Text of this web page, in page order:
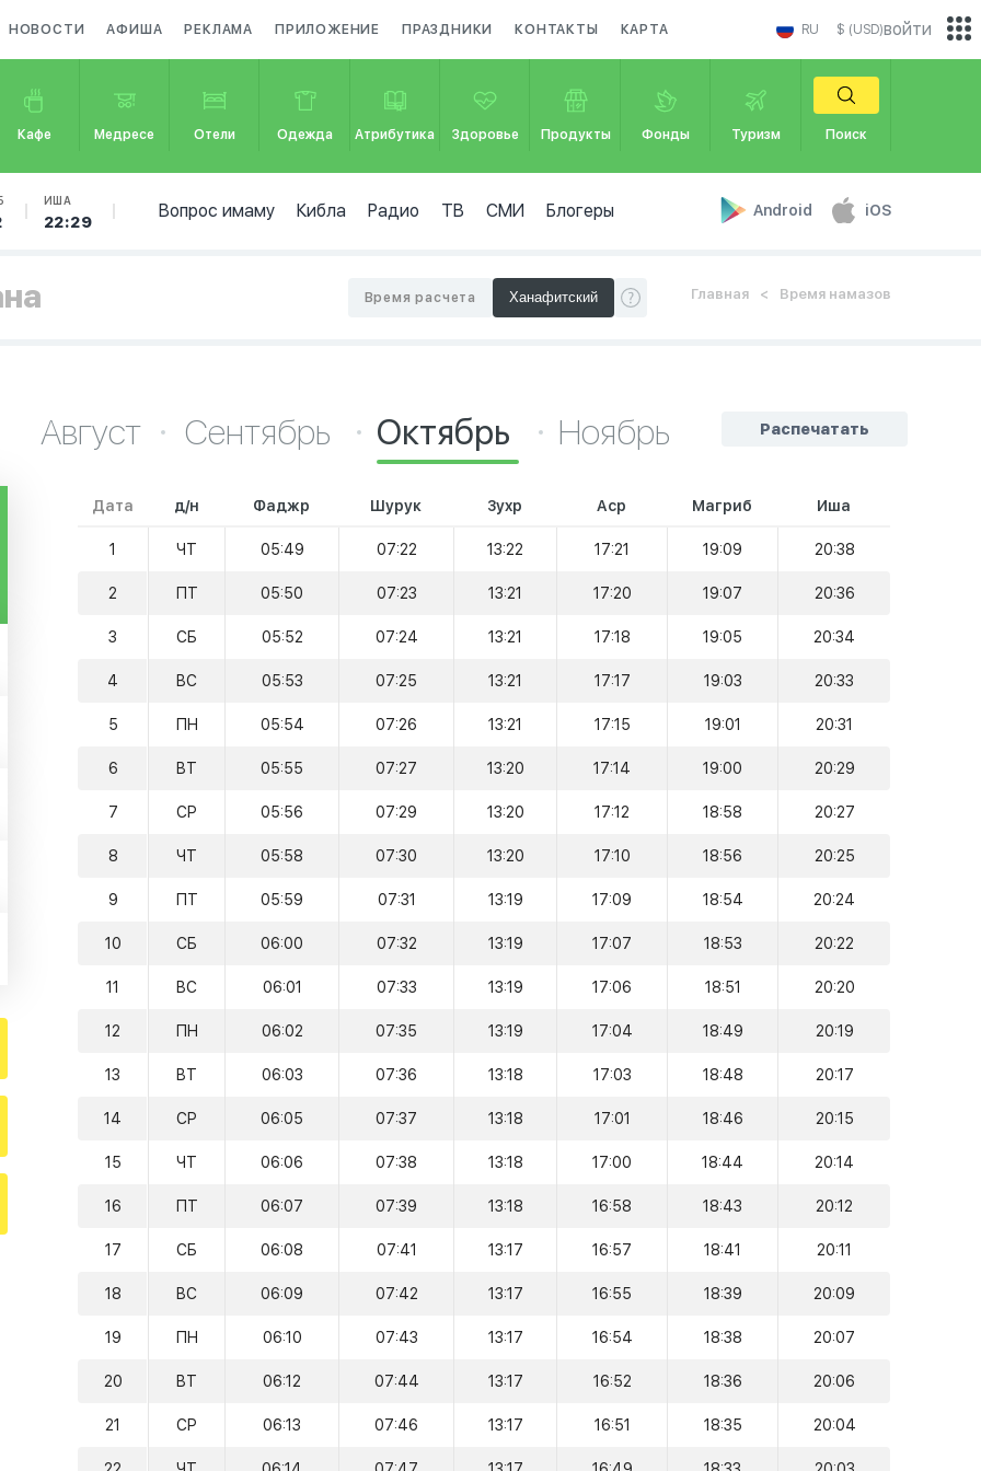
НОВОСТИ АФИША РЕКЛАМА ПРИЛОЖЕНИЕ ПРАЗДНИКИ КОНТАКТЫ КАРТА RU $ (USD)
Кафе Медресе Отели Одежда Атрибутика Здоровье Продукты Фонды Туризм Поиск
ИША
22:29
Вопрос имаму Кибла Радио ТВ СМИ Блогеры Android iOS
войти
Главная Время намазов
Время расчета
Распечатать
Август Сентябрь Октябрь Ноябрь
Дата д/н Фаджр Шурук Зухр Аср Магриб Иша
1 ЧТ 05:49 07:22 13:22 17:21 19:09 20:38
2 ПТ 05:50 07:23 13:21 17:20 19:07 20:36
3 СБ 05:52 07:24 13:21 17:18 19:05 20:34
4 ВС 05:53 07:25 13:21 17:17 19:03 20:33
5 ПН 05:54 07:26 13:21 17:15 19:01 20:31
6 ВТ 05:55 07:27 13:20 17:14 19:00 20:29
7 СР 05:56 07:29 13:20 17:12 18:58 20:27
8 ЧТ 05:58 07:30 13:20 17:10 18:56 20:25
9 ПТ 05:59 07:31 13:19 17:09 18:54 20:24
10 СБ 06:00 07:32 13:19 17:07 18:53 20:22
11 ВС 06:01 07:33 13:19 17:06 18:51 20:20
12 ПН 06:02 07:35 13:19 17:04 18:49 20:19
13 ВТ 06:03 07:36 13:18 17:03 18:48 20:17
14 СР 06:05 07:37 13:18 17:01 18:46 20:15
15 ЧТ 06:06 07:38 13:18 17:00 18:44 20:14
16 ПТ 06:07 07:39 13:18 16:58 18:43 20:12
17 СБ 06:08 07:41 13:17 16:57 18:41 20:11
18 ВС 06:09 07:42 13:17 16:55 18:39 20:09
19 ПН 06:10 07:43 13:17 16:54 18:38 20:07
20 ВТ 06:12 07:44 13:17 16:52 18:36 20:06
21 СР 06:13 07:46 13:17 16:51 18:35 20:04